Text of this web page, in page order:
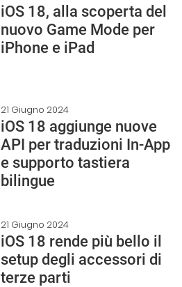
iOS 18, alla scoperta del
nuovo Game Mode per
iPhone e iPad
21 Giugno 2024
iOS 18 aggiunge nuove
API per traduzioni In-App
e supporto tastiera
bilingue
21 Giugno 2024
iOS 18 rende più bello il
setup degli accessori di
terze parti